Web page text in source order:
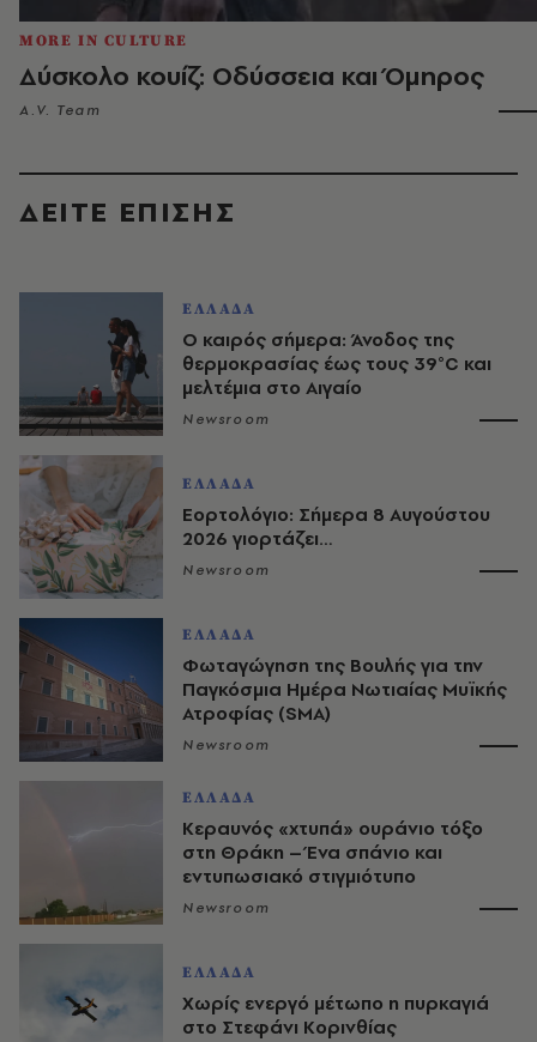
MORE IN CULTURE
Δύσκολο κουίζ: Οδύσσεια και Όμηρος
A.V. Team
ΔΕΙΤΕ ΕΠΙΣΗΣ
ΕΛΛΑΔΑ
Ο καιρός σήμερα: Άνοδος της
θερμοκρασίας έως τους 39°C και
μελτέμια στο Αιγαίο
Newsroom
ΕΛΛΑΔΑ
Εορτολόγιο: Σήμερα 8 Αυγούστου
2026 γιορτάζει…
Newsroom
ΕΛΛΑΔΑ
Φωταγώγηση της Βουλής για την
Παγκόσμια Ημέρα Νωτιαίας Μυϊκής
Ατροφίας (SMA)
Newsroom
ΕΛΛΑΔΑ
Κεραυνός «χτυπά» ουράνιο τόξο
στη Θράκη – Ένα σπάνιο και
εντυπωσιακό στιγμιότυπο
Newsroom
ΕΛΛΑΔΑ
Χωρίς ενεργό μέτωπο η πυρκαγιά
στο Στεφάνι Κορινθίας